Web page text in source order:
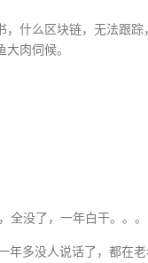
什么区块链，无法跟踪
肉伺候。
没了，一年白干。。。
多没人说话了，都在老